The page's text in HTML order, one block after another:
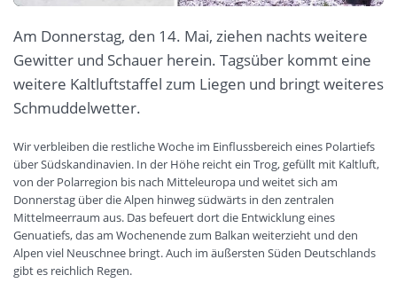
Am Donnerstag, den 14. Mai, ziehen nachts weitere
Gewitter und Schauer herein. Tagsüber kommt eine
weitere Kaltluftstaffel zum Liegen und bringt weiteres
Schmuddelwetter.
Wir verbleiben die restliche Woche im Einflussbereich eines Polartiefs
über Südskandinavien. In der Höhe reicht ein Trog, gefüllt mit Kaltluft,
von der Polarregion bis nach Mitteleuropa und weitet sich am
Donnerstag über die Alpen hinweg südwärts in den zentralen
Mittelmeerraum aus. Das befeuert dort die Entwicklung eines
Genuatiefs, das am Wochenende zum Balkan weiterzieht und den
Alpen viel Neuschnee bringt. Auch im äußersten Süden Deutschlands
gibt es reichlich Regen.